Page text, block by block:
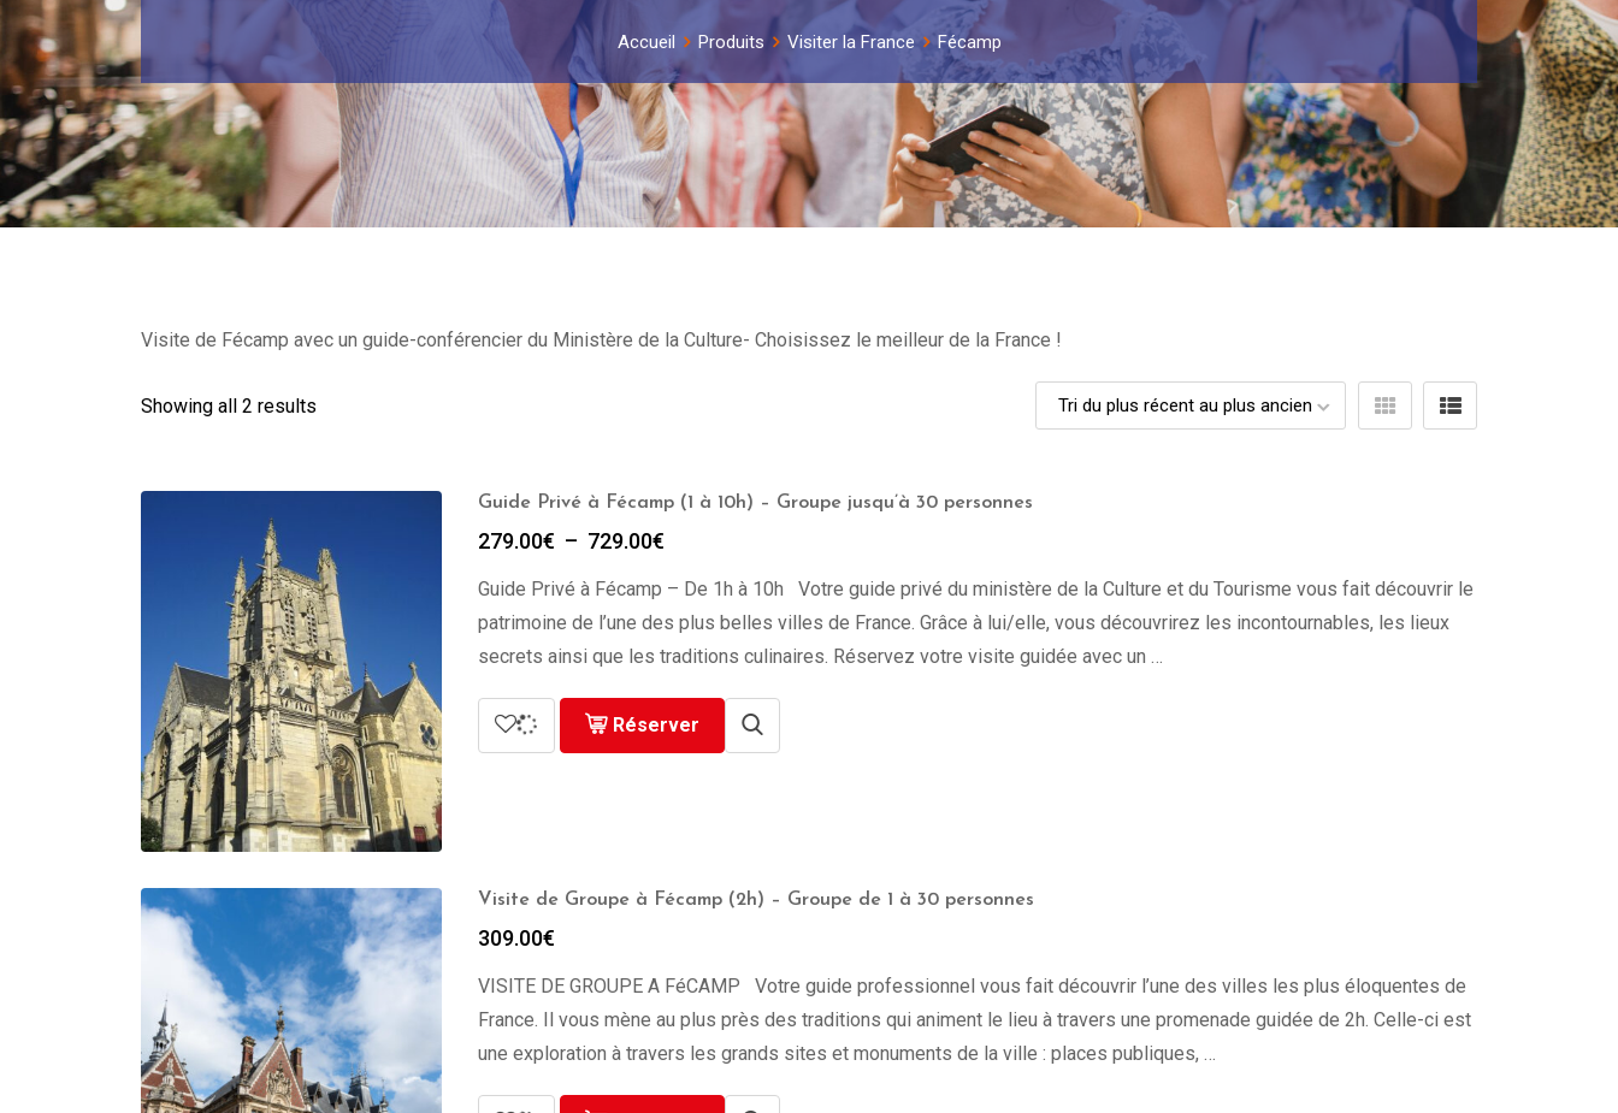
Accueil Produits Visiter la France Fécamp
Visite de Fécamp avec un guide-conférencier du Ministère de la Culture- Choisissez le meilleur de la France !
Showing all 2 results
Guide Privé à Fécamp (1 à 10h) – Groupe jusqu’à 30 personnes
279.00€ – 729.00€
prix :
279.00€
à
Guide Privé à Fécamp – De 1h à 10h Votre guide privé du ministère de la Culture et du Tourisme vous fait découvrir le
patrimoine de l’une des plus belles villes de France. Grâce à lui/elle, vous découvrirez les incontournables, les lieux
secrets ainsi que les traditions culinaires. Réservez votre visite guidée avec un …
Réserver
Visite de Groupe à Fécamp (2h) – Groupe de 1 à 30 personnes
309.00€
VISITE DE GROUPE A FéCAMP Votre guide professionnel vous fait découvrir l’une des villes les plus éloquentes de
France. Il vous mène au plus près des traditions qui animent le lieu à travers une promenade guidée de 2h. Celle-ci est
une exploration à travers les grands sites et monuments de la ville : places publiques, …